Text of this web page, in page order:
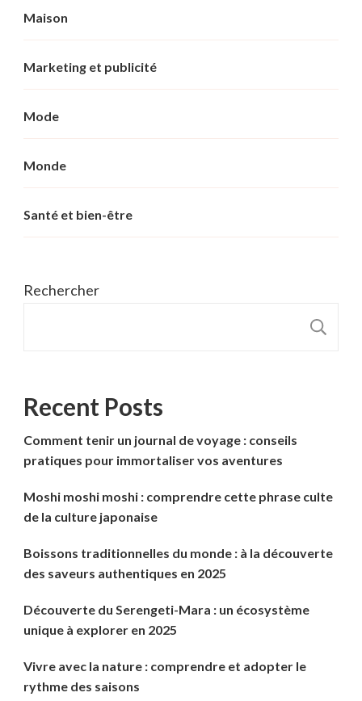
Maison
Marketing et publicité
Mode
Monde
Santé et bien-être
Rechercher
Recent Posts
Comment tenir un journal de voyage : conseils
pratiques pour immortaliser vos aventures
Moshi moshi moshi : comprendre cette phrase culte
de la culture japonaise
Boissons traditionnelles du monde : à la découverte
des saveurs authentiques en 2025
Découverte du Serengeti-Mara : un écosystème
unique à explorer en 2025
Vivre avec la nature : comprendre et adopter le
rythme des saisons